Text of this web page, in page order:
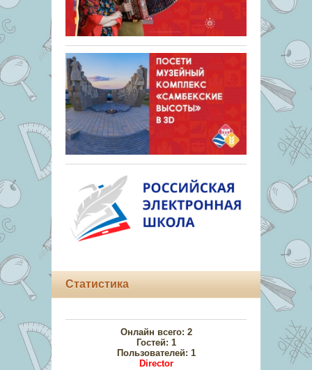
Статистика
Онлайн всего: 2
Гостей: 1
Пользователей: 1
Director